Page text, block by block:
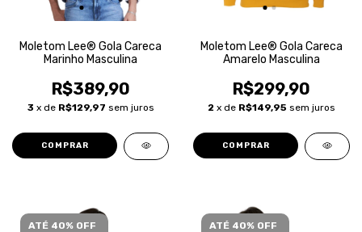
Moletom Lee® Gola Careca
Marinho Masculina
R$389,90
3 x de R$129,97 sem juros
COMPRAR
Moletom Lee® Gola Careca
Amarelo Masculina
R$299,90
2 x de R$149,95 sem juros
COMPRAR
ATÉ 40% OFF ATÉ 40% OFF